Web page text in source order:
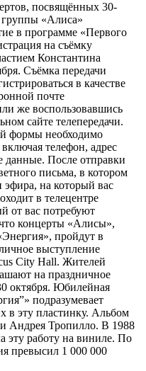
посвящённых 30-
«Алиса»
в программе «Первого
на съёмку
Константина
Съёмка передачи
в качестве
почте
же воспользовавшись
сайте телепередачи.
формы необходимо
телефон, адрес
данные. После отправки
письма, в котором
эфира, на который вас
в телецентре
от вас потребуют
концерты «Алисы»,
пройдут в
выступление
City Hall. Жителей
на праздничное
октября. Юбилейная
подразумевает
в эту пластинку. Альбом
Андрея Тропилло. В 1988
эту работу на виниле. По
превысил 1 000 000